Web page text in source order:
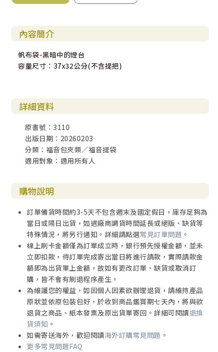
內容簡介
帆布袋-黑暗中的燈台
容量尺寸：37x32公分(不含提把)
詳細資料
原書號：3110
出版日期：20260203
分類：福音包夾類／福音提袋
適用對象：適用所有人
購物說明
訂單備貨時間約3-5天不包含週末及國定假日，庫存足夠為
當日或隔日出貨，如遇廠商調貨時間延長或絕版、缺貨等
特殊情況，將另行通知。詳細請點選常見訂單問題 。
線上刷卡金額僅為訂單成立時，銀行預先授權金額，並未
立即扣款，待訂單完成寄出當日將進行請款，實際請款金
額即為出貨單上金額，故如有更改訂單、缺貨或取消訂
購，皆不會有刷退程序產生。
為維護您的權益，如因個人因素欲辦理退貨，請維持產品
原狀並依原包裝包好，於收到商品鑑賞期七天內，將與欲
退貨之商品、紙本發票及原出貨單寄回。詳細可閱讀退換
貨須知 。
如需寄送海外，歡迎閱讀海外訂購常見問題 。
更多常見問題FAQ